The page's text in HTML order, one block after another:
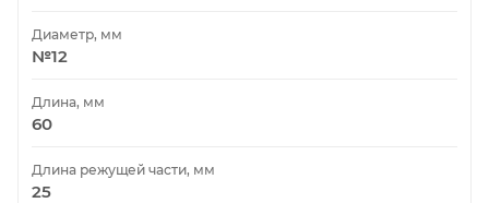
Диаметр, мм
№12
Длина, мм
60
Длина режущей части, мм
25